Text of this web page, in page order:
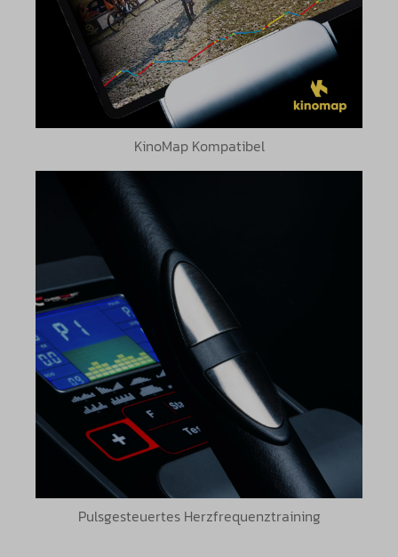
KinoMap Kompatibel
Pulsgesteuertes Herzfrequenztraining